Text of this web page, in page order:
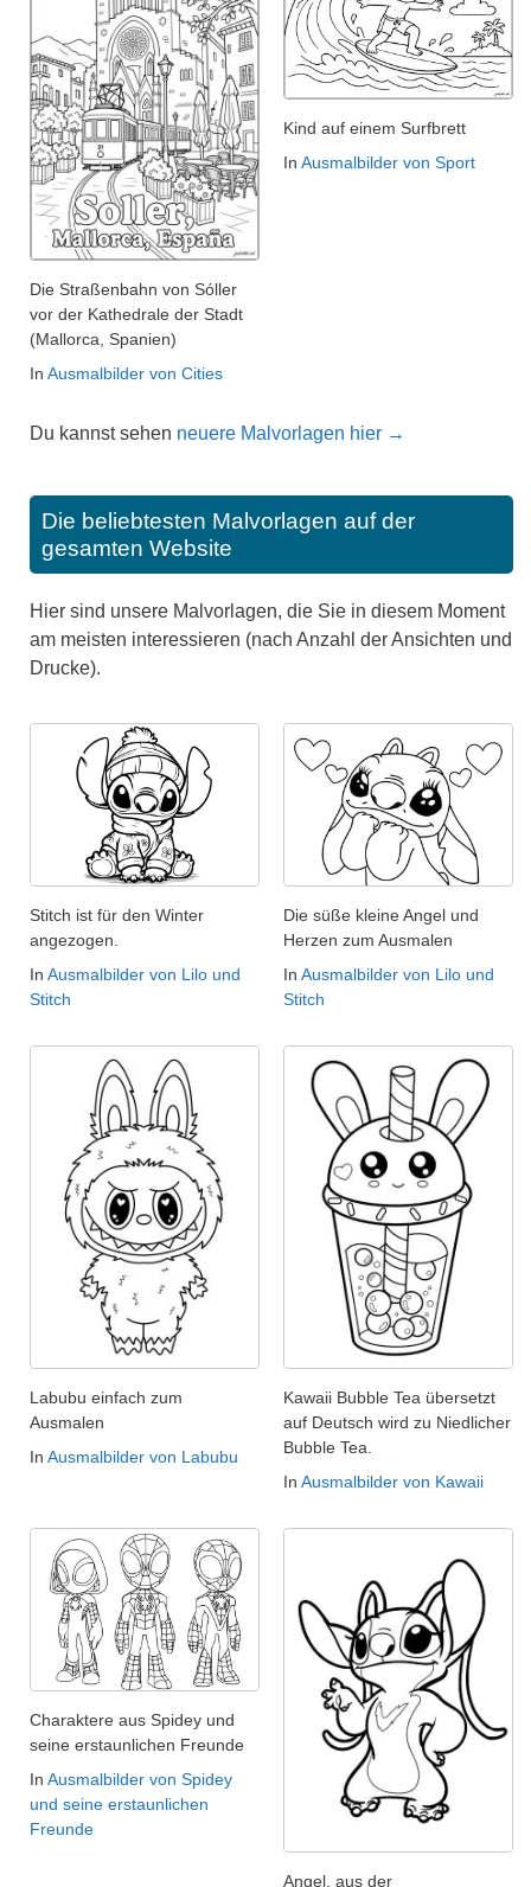
Die Straßenbahn von Sóller
vor der Kathedrale der Stadt
(Mallorca, Spanien)
In Ausmalbilder von Cities
Kind auf einem Surfbrett
In Ausmalbilder von Sport
Du kannst sehen neuere Malvorlagen hier →
Die beliebtesten Malvorlagen auf der
gesamten Website
Hier sind unsere Malvorlagen, die Sie in diesem Moment
am meisten interessieren (nach Anzahl der Ansichten und
Drucke).
Stitch ist für den Winter
angezogen.
In Ausmalbilder von Lilo und
Stitch
Die süße kleine Angel und
Herzen zum Ausmalen
In Ausmalbilder von Lilo und
Stitch
Labubu einfach zum
Ausmalen
In Ausmalbilder von Labubu
Kawaii Bubble Tea übersetzt
auf Deutsch wird zu Niedlicher
Bubble Tea.
In Ausmalbilder von Kawaii
Charaktere aus Spidey und
seine erstaunlichen Freunde
In Ausmalbilder von Spidey
und seine erstaunlichen
Freunde
Angel, aus der